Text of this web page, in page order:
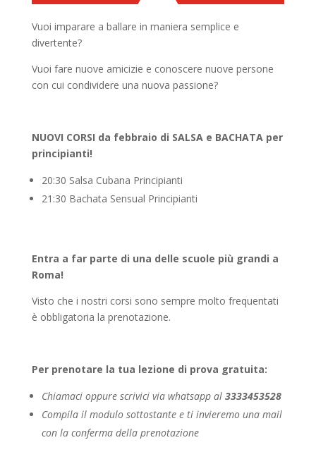
Vuoi imparare a ballare in maniera semplice e
divertente?
Vuoi fare nuove amicizie e conoscere nuove persone
con cui condividere una nuova passione?
NUOVI CORSI da febbraio di SALSA e BACHATA per
principianti!
20:30 Salsa Cubana Principianti
21:30 Bachata Sensual Principianti
Entra a far parte di una delle scuole più grandi a
Roma!
Visto che i nostri corsi sono sempre molto frequentati
è obbligatoria la prenotazione.
Per prenotare la tua lezione di prova gratuita:
Chiamaci oppure scrivici via whatsapp al 3333453528
Compila il modulo sottostante e ti invieremo una mail
con la conferma della prenotazione